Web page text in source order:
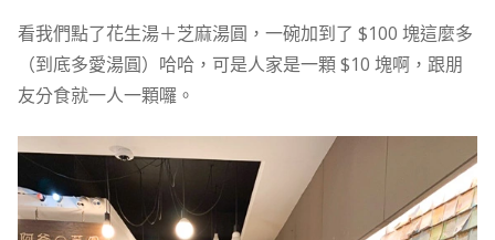
看我們點了花生湯＋芝麻湯圓，一碗加到了 $100 塊這麼多
（到底多愛湯圓）哈哈，可是人家是一顆 $10 塊啊，跟朋
友分食就一人一顆囉。